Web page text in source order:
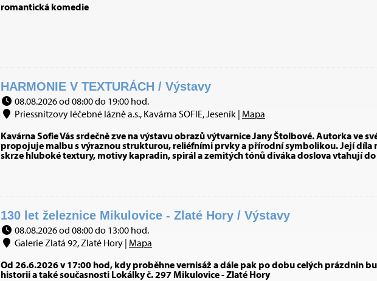
romantická komedie
HARMONIE V TEXTURÁCH / Výstavy
08.08.2026 od 08:00 do 19:00 hod.
Priessnitzovy léčebné lázně a.s., Kavárna SOFIE, Jeseník | Mapa
Kavárna Sofie Vás srdečně zve na výstavu obrazů výtvarnice Jany Štolbové. Autorka ve
propojuje malbu s výraznou strukturou, reliéfními prvky a přírodní symbolikou. Její díla
skrze hluboké textury, motivy kapradin, spirál a zemitých tónů diváka doslova vtahují
130 let železnice Mikulovice - Zlaté Hory / Výstavy
08.08.2026 od 08:00 do 13:00 hod.
Galerie Zlatá 92, Zlaté Hory | Mapa
Od 26.6.2026 v 17:00 hod, kdy proběhne vernisáž a dále pak po dobu celých prázdnin
historii a také současnosti Lokálky č. 297 Mikulovice - Zlaté Hory